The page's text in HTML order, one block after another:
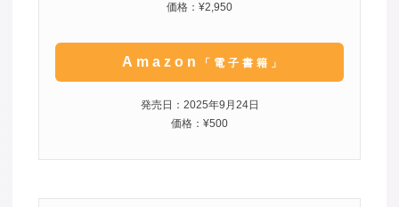
価格：¥2,950
Amazon 「電子書籍」
発売日：2025年9月24日
価格：¥500